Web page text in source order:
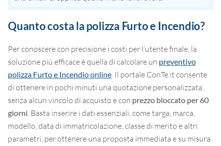
Quanto costa la polizza Furto e Incendio?
Per conoscere con precisione i costi per l’utente finale, la
soluzione più efficace è quella di calcolare un preventivo
polizza Furto e Incendio online. Il portale ConTe.it consente
di ottenere in pochi minuti una quotazione personalizzata,
senza alcun vincolo di acquisto e con prezzo bloccato per 60
giorni. Basta inserire i dati essenziali, come targa, marca,
modello, data di immatricolazione, classe di merito e altri
parametri, per ottenere una proposta immediata e su misura.